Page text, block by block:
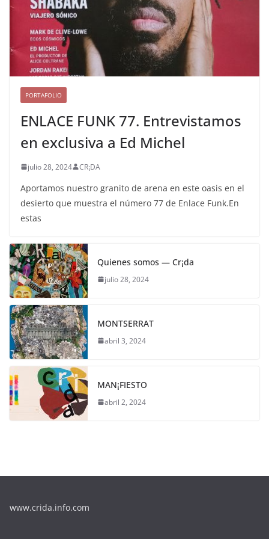
PORTAFOLIO
ENLACE FUNK 77. Entrevistamos
en exclusiva a Ed Michel
julio 28, 2024 CR¡DA
Aportamos nuestro granito de arena en este oasis en el
desierto que muestra el número 77 de Enlace Funk.En
estas
Quienes somos — Cr¡da
julio 28, 2024
MONTSERRAT
abril 3, 2024
MAN¡FIESTO
abril 2, 2024
www.crida.info.com